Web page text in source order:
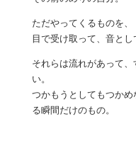
ただやってくるものを、
目で受け取って、音とし
それらは流れがあって
い。
つかもうとしてもつか
る瞬間だけのもの。